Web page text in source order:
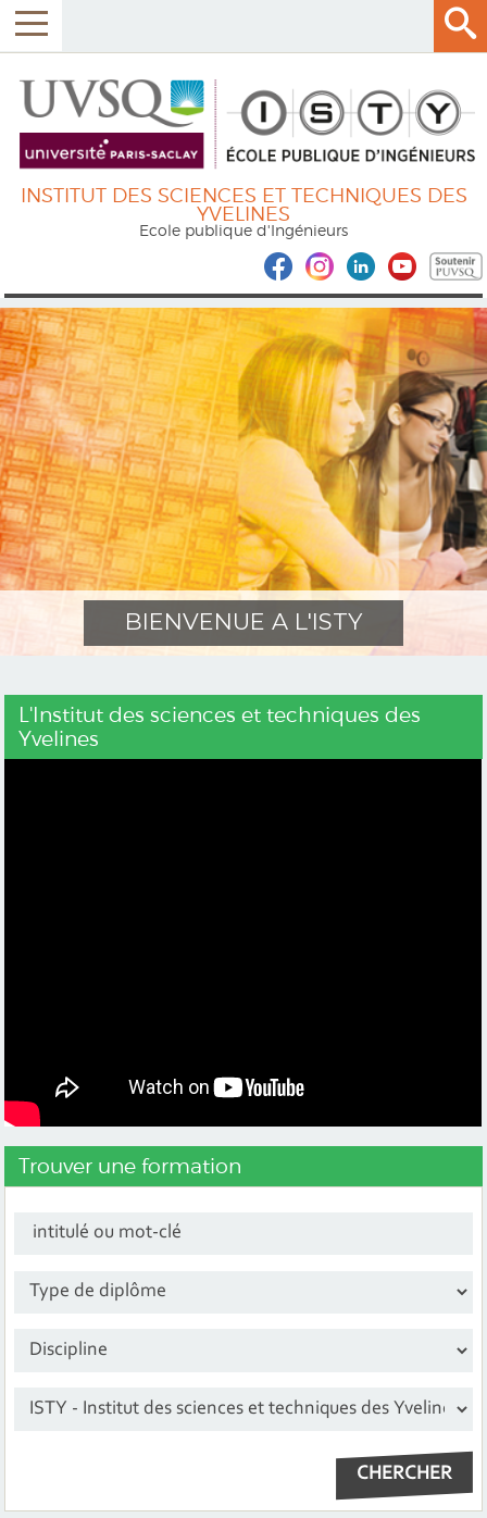
INSTITUT DES SCIENCES ET TECHNIQUES DES
YVELINES
Ecole publique d'Ingénieurs
BIENVENUE A L'ISTY
L'Institut des sciences et techniques des
Yvelines
Trouver une formation
intitulé ou mot-clé
Sélectionner le diplôme
Sélectionner une disipline
Sélectionner un institut